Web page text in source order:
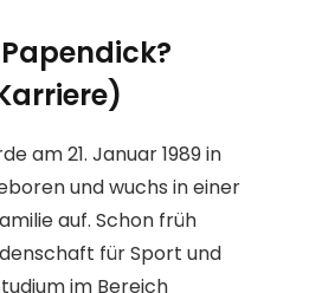
am 21. Januar 1989 in
und wuchs in einer
auf. Schon früh
für Sport und
im Bereich